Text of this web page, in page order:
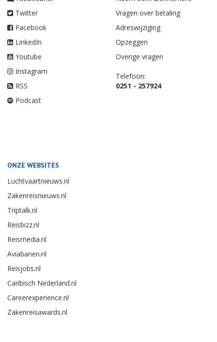
Twitter
Facebook
LinkedIn
Youtube
Instagram
RSS
Podcast
Vragen over betaling
Adreswijziging
Opzeggen
Overige vragen
Telefoon:
0251 - 257924
ONZE WEBSITES
Luchtvaartnieuws.nl
Zakenreisnieuws.nl
Triptalk.nl
Reisbizz.nl
Reismedia.nl
Aviabanen.nl
Reisjobs.nl
Caribisch Nederland.nl
Careerexperience.nl
Zakenreisawards.nl